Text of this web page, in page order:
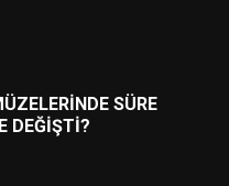
SÜRE
DEĞİŞTİ?